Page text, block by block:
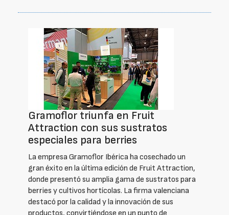
Gramoflor triunfa en Fruit
Attraction con sus sustratos
especiales para berries
La empresa Gramoflor Ibérica ha cosechado un
gran éxito en la última edición de Fruit Attraction,
donde presentó su amplia gama de sustratos para
berries y cultivos hortícolas. La firma valenciana
destacó por la calidad y la innovación de sus